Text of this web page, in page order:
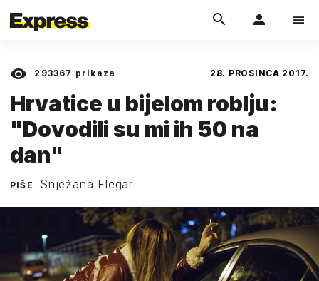
293367 prikaza 28. PROSINCA 2017.
Hrvatice u bijelom roblju:
"Dovodili su mi ih 50 na
dan"
PIŠE Snježana Flegar